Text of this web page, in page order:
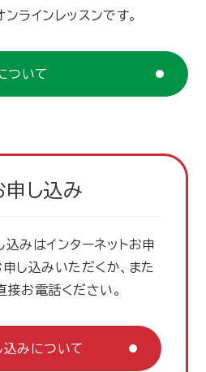
ラインレッスンです。
ついて
申し込み
みはインターネットお申
し込みいただくか、 また
お電話ください。
みについて